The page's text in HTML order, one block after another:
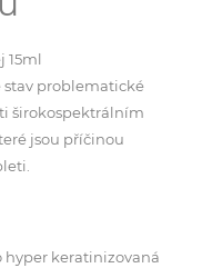
15ml
stav problematické
širokospektrálním
jsou příčinou
hyper keratinizovaná